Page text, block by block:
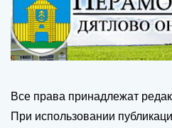
Все права принадлежат
При использовании